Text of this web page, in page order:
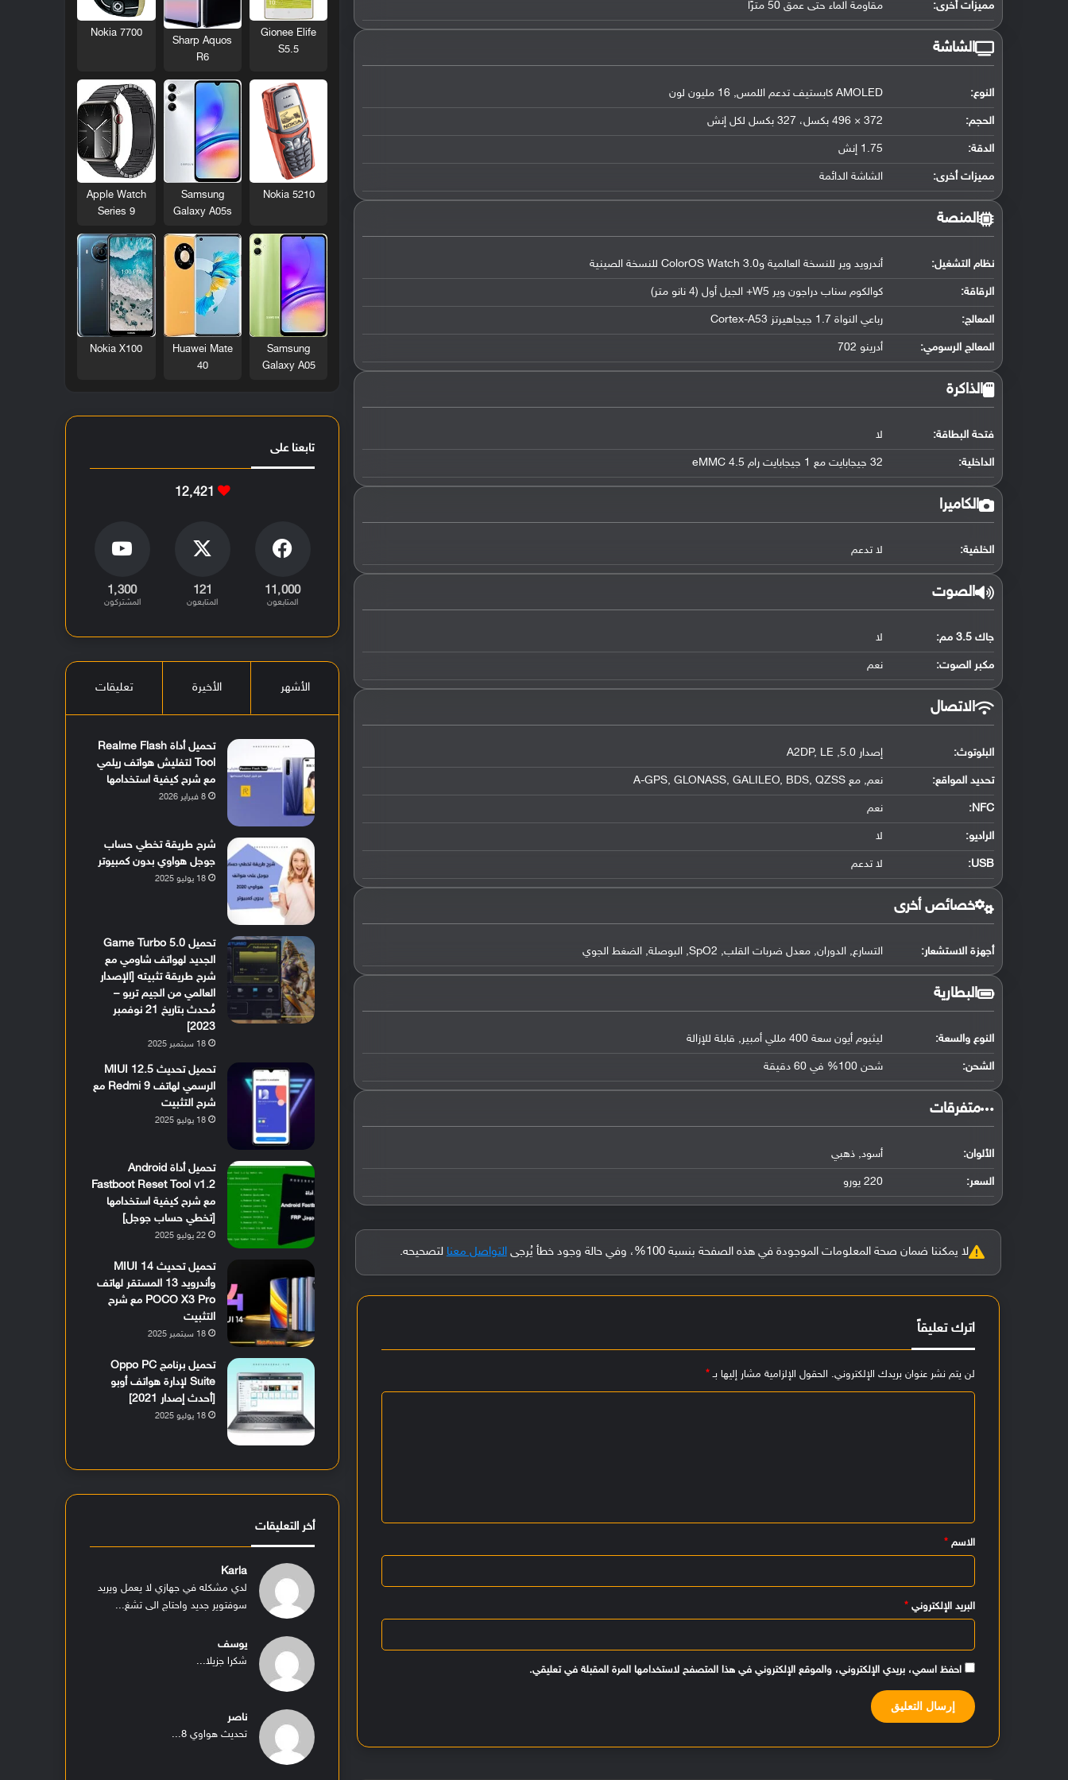
مميزات أخرى: مقاومة الماء حتى عمق 50 مترًا
الشاشة
النوع: AMOLED كابستيف تدعم اللمس, 16 مليون لون
الحجم: 372 × 496 بكسل، 327 بكسل لكل إنش
الدقة: 1.75 إنش
مميزات أخرى: الشاشة الدائمة
المنصة
نظام التشغيل: أندرويد وير للنسخة العالمية وColorOS Watch 3.0 للنسخة الصينية
الرقاقة: كوالكوم سناب دراجون وير W5+ الجيل أول (4 نانو متر)
المعالج: رباعي النواة 1.7 جيجاهيرتز Cortex-A53
المعالج الرسومي: أدرينو 702
الذاكرة
فتحة البطاقة: لا
الداخلية: 32 جيجابايت مع 1 جيجابايت رام eMMC 4.5
الكاميرا
الخلفية: لا تدعم
الصوت
جاك 3.5 مم: لا
مكبر الصوت: نعم
الاتصال
البلوتوث: إصدار 5.0, A2DP, LE
تحديد المواقع: نعم, مع A-GPS, GLONASS, GALILEO, BDS, QZSS
NFC
: نعم
الراديو: لا
USB
: لا تدعم
خصائص أخرى
أجهزة الاستشعار: التسارع, الدوران, معدل ضربات القلب, SpO2, البوصلة, الضغط الجوي
البطارية
النوع والسعة: ليثيوم أيون سعة 400 مللي أمبير, قابلة للإزالة
الشحن: شحن 100% في 60 دقيقة
‏متفرقات‏
الألوان: أسود, ذهبي
السعر: 220 يورو
لا يمكننا ضمان صحة المعلومات الموجودة في هذه الصفحة بنسبة 100%، وفي حالة وجود خطأ يُرجى التواصل معنا لتصحيحه.
اترك تعليقاً
لن يتم نشر عنوان بريدك الإلكتروني. الحقول الإلزامية مشار إليها بـ*
الاسم*
البريد الإلكتروني*
احفظ اسمي، بريدي الإلكتروني، والموقع الإلكتروني في هذا المتصفح لاستخدامها المرة المقبلة في تعليقي.
Gionee Elife
S5.5
Sharp Aquos
R6
Nokia 7700
Nokia 5210
Samsung
Galaxy A05s
Apple Watch
Series 9
Samsung
Galaxy A05
Huawei Mate
40
Nokia X100
تابعنا على
12٬421
11٬000
المتابعون
121
المتابعون
1٬300
المشتركون
الأشهر الأخيرة تعليقات
تحميل أداة Realme Flash
Tool لتفليش هواتف ريلمي
مع شرح كيفية استخدامها
8 فبراير 2026
شرح طريقة تخطي حساب
جوجل هواوي بدون كمبيوتر
18 يوليو 2025
تحميل Game Turbo 5.0
الجديد لهواتف شاومي مع
شرح طريقة تثبيته [الإصدار
العالمي من الجيم تربو –
مُحدث بتاريخ 21 نوفمبر
2023]
18 سبتمبر 2025
تحميل تحديث MIUI 12.5
الرسمي لهاتف Redmi 9 مع
شرح التثبيت
18 يوليو 2025
تحميل أداة Android
Fastboot Reset Tool v1.2
مع شرح كيفية استخدامها
[تخطي حساب جوجل]
22 يوليو 2025
تحميل تحديث MIUI 14
وأندرويد 13 المستقر لهاتف
POCO X3 Pro مع شرح
التثبيت
18 سبتمبر 2025
تحميل برنامج Oppo PC
Suite لإدارة هواتف أوبو
[أحدث إصدار 2021]
18 يوليو 2025
أخر التعليقات
Karla
لدي مشكله في جهازي لا يعمل ويريد
سوفتوير جديد واحتاج الى تشغ...
يوسف
شكرا جزيلا...
ناصر
تحديث هواوي 8...